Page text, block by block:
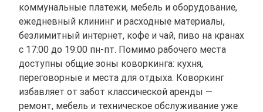
коммунальные платежи, мебель и оборудование,
ежедневный клининг и расходные материалы,
безлимитный интернет, кофе и чай, пиво на кранах
с 17:00 до 19:00 пн-пт. Помимо рабочего места
доступны общие зоны коворкинга: кухня,
переговорные и места для отдыха. Коворкинг
избавляет от забот классической аренды —
ремонт, мебель и техническое обслуживание уже